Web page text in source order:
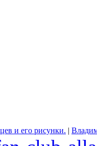
и его рисунки. |